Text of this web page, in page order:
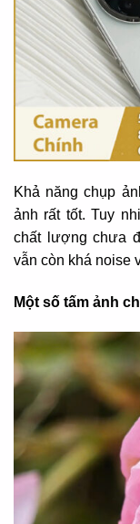
Khả năng chụp
ảnh rất tốt. Tuy
chất lượng chưa
vẫn còn khá noise
Một số tấm ảnh